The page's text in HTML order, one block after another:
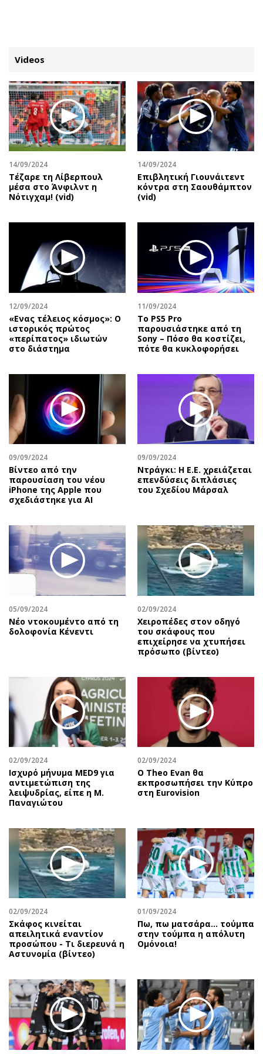
ΚΑΤΗΓΟΡΙΕΣ ΣΥΝΔΕΣΗ
Κύπρος
Παιδεία
Υγεία
Πολιτική
Βουλευτικές 2026
Προεδρικές 2023
Δημοσκοπήσεις
Διπλωματία
Αθλητισμός
Κύπρος
Ελλάδα
Διεθνή
Κληρώσεις Allwyn
Οικονομία
Real Estate
Επιχειρήσεις
Αγορές
Money Review
AstroBank Properties
Trends
Ενέργεια
Περιβάλλον
Ελλάδα
Κόσμος
Παράξενα
Πολιτισμός
Σινεμά
Θέατρο-Χορός
Χειρόγραφα
Απόψεις
Αρθρογραφία
The Hill
Υγεία
Αγγελίες
Πωλούνται
Ζητούν εργασία
Θέσεις εργασίας
Geek
Νέα
Κινητά-tablets
Social
Αυτοκίνηση
Πολιτική
Οικονομία
Αναδρομές
Πρόσωπα
Περιβάλλον
Good Life
Γυναίκα
Ταξίδια
Συνταγές
Έξοδος
Media
Εκπομπές
Wine routes
Podcasts
Uncut
Προσωπικότητες στην ''Κ''
Επιστολές
Videos
14/09/2024
Τέζαρε τη Λίβερπουλ
μέσα στο Άνφιλντ η
Νότιγχαμ! (vid)
14/09/2024
Επιβλητική Γιουνάιτεντ
κόντρα στη Σαουθάμπτον
(vid)
12/09/2024
«Ενας τέλειος κόσμος»: Ο
ιστορικός πρώτος
«περίπατος» ιδιωτών
στο διάστημα
11/09/2024
Το PS5 Pro
παρουσιάστηκε από τη
Sony – Πόσο θα κοστίζει,
πότε θα κυκλοφορήσει
09/09/2024
Bίντεο από την
παρουσίαση του νέου
iPhone της Apple που
σχεδιάστηκε για AI
09/09/2024
Ντράγκι: Η Ε.Ε. χρειάζεται
επενδύσεις διπλάσιες
του Σχεδίου Μάρσαλ
05/09/2024
Nέο ντοκουμέντο από τη
δολοφονία Κένεντι
02/09/2024
Χειροπέδες στον οδηγό
του σκάφους που
επιχείρησε να χτυπήσει
πρόσωπο (βίντεο)
02/09/2024
Ισχυρό μήνυμα MED9 για
αντιμετώπιση της
λειψυδρίας, είπε η Μ.
Παναγιώτου
02/09/2024
Ο Theo Evan θα
εκπροσωπήσει την Κύπρο
στη Eurovision
02/09/2024
Σκάφος κινείται
απειλητικά εναντίον
προσώπου - Τι διερευνά η
Αστυνομία (βίντεο)
01/09/2024
Πω, πω ματσάρα... τούμπα
στην τούμπα η απόλυτη
Ομόνοια!